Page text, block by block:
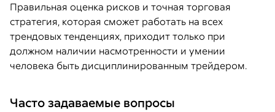
Правильная оценка рисков и точная торговая
стратегия, которая сможет работать на всех
трендовых тенденциях, приходит только при
должном наличии насмотренности и умении
человека быть дисциплинированным трейдером.
Часто задаваемые вопросы